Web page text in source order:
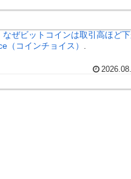
ぜビットコインは取引高ほど
（コインチョイス） .